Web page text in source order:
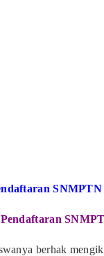
SNMPTN
berhak